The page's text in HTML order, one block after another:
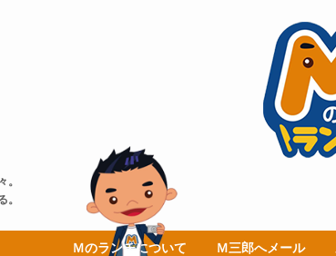
。
。
Ｍのランチについて Ｍ三郎へメール